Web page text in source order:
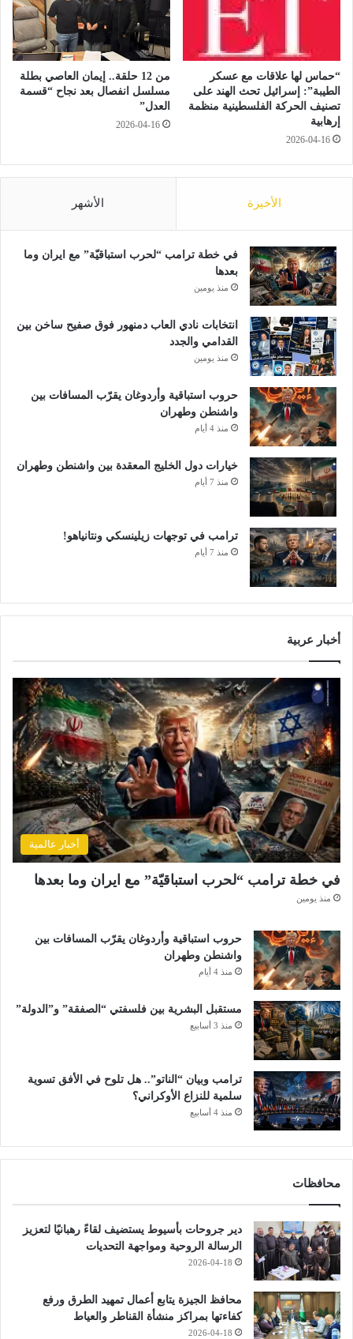
ز
و
ا
ج
ه
ف
ا
ق
ي
ة
ك
ن
و
ة
ك
ر
ك
ر
س
ا
ي
ل
ي
ي
“حماس لها علاقات مع عسكر
الطيبة”: إسرائيل تحث الهند على
تصنيف الحركة الفلسطينية منظمة
إرهابية
2026-04-16
من 12 حلقة.. إيمان العاصي بطلة
مسلسل انفصال بعد نجاح “قسمة
العدل”
2026-04-16
الأخيرة الأشهر
في خطة ترامب “لحرب استباقيّة” مع ايران وما
بعدها
منذ يومين
انتخابات نادي العاب دمنهور فوق صفيح ساخن بين
القدامي والجدد
منذ يومين
حروب استباقية وأردوغان يقرّب المسافات بين
واشنطن وطهران
منذ 4 أيام
خيارات دول الخليج المعقدة بين واشنطن وطهران
منذ 7 أيام
ترامب في توجهات زيلينسكي ونتانياهو!
منذ 7 أيام
أخبار عربية
أخبار عالمية
في خطة ترامب “لحرب استباقيّة” مع ايران وما بعدها
منذ يومين
حروب استباقية وأردوغان يقرّب المسافات بين
واشنطن وطهران
منذ 4 أيام
مستقبل البشرية بين فلسفتي “الصفقة” و”الدولة”
منذ 3 أسابيع
ترامب وبيان “الناتو”.. هل تلوح في الأفق تسوية
سلمية للنزاع الأوكراني؟
منذ 4 أسابيع
محافظات
دير جروحات بأسيوط يستضيف لقاءً رهبانيًا لتعزيز
الرسالة الروحية ومواجهة التحديات
2026-04-18
محافظ الجيزة يتابع أعمال تمهيد الطرق ورفع
كفاءتها بمراكز منشأة القناطر والعياط
2026-04-18